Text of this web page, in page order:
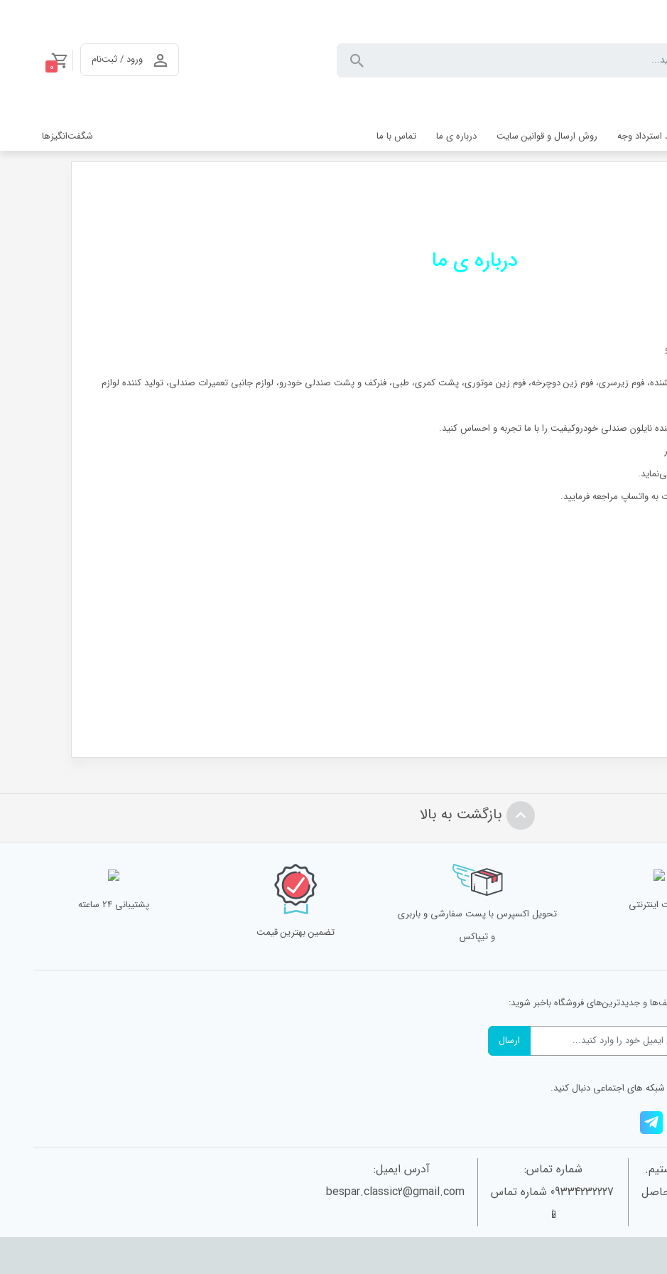
0
ورود / ثبت‌نام
استرداد وجه روش ارسال و قوانین سایت درباره ی ما تماس با ما شگفت‌انگیزها
درباره ی ما
فوم زیرسری، فوم زین دوچرخه، فوم زین موتوری، پشت کمری، طبی، فنرکفو پشت صندلی خودرو، لوازم جانبی تعمیرات صندلی، تولید کننده لوازم
نایلون صندلی خودروکیفیت را با ما تجربه و احساس کنید.
واتساپ مراجعه فرمایید.
بازگشت به بالا
اینترنتی
تحویل اکسپرس با پست سفارشی و باربری
و تیپاکس
تضمین بهترین قیمت
پشتیبانی 24 ساعته
و جدیدترین‌های فروشگاه باخبر شوید:
شبکه های اجتماعی دنبال کنید.
شماره تماس:
09334232227 شماره تماس
📱
آدرس ایمیل:
bespar.classic2@gmail.com